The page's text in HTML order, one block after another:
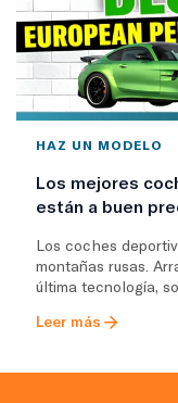
HAZ UN MODELO
Los mejores
están a buen
Los coches
montañas rusas.
última tecnología,
Leer más